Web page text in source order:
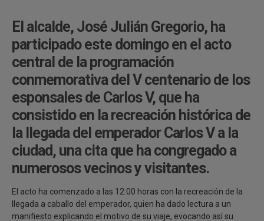
El alcalde, José Julián Gregorio, ha
participado este domingo en el acto
central de la programación
conmemorativa del V centenario de los
esponsales de Carlos V, que ha
consistido en la recreación histórica de
la llegada del emperador Carlos V a la
ciudad, una cita que ha congregado a
numerosos vecinos y visitantes.
El acto ha comenzado a las 12:00 horas con la recreación de la
llegada a caballo del emperador, quien ha dado lectura a un
manifiesto explicando el motivo de su viaje, evocando así su